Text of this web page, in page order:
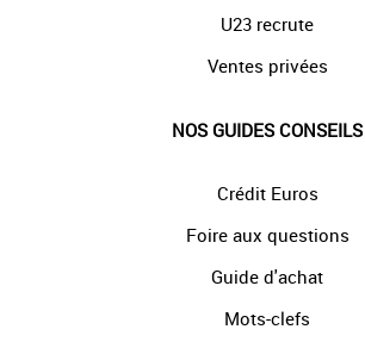
U23 recrute
Ventes privées
NOS GUIDES CONSEILS
Crédit Euros
Foire aux questions
Guide d'achat
Mots-clefs